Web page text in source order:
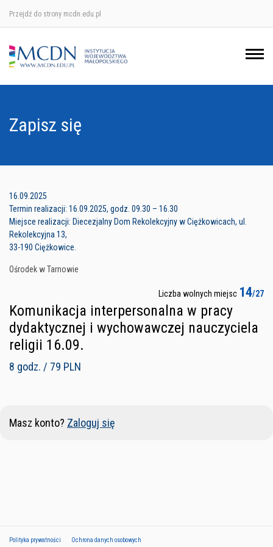
Przejdź do strony mcdn.edu.pl
Zapisz się
16.09.2025
Termin realizacji: 16.09.2025, godz. 09.30 – 16.30
Miejsce realizacji: Diecezjalny Dom Rekolekcyjny w Ciężkowicach, ul.
Rekolekcyjna 13,
33-190 Ciężkowice.
Ośrodek w Tarnowie
Liczba wolnych miejsc 14/27
Komunikacja interpersonalna w pracy
dydaktycznej i wychowawczej nauczyciela
religii 16.09.
8 godz. / 79 PLN
Masz konto? Zaloguj się
Polityka prywatności Ochrona danych osobowych
Ośrodek w Krakowie
Ośrodek w Nowym Sączu
Ośrodek w Tarnowie